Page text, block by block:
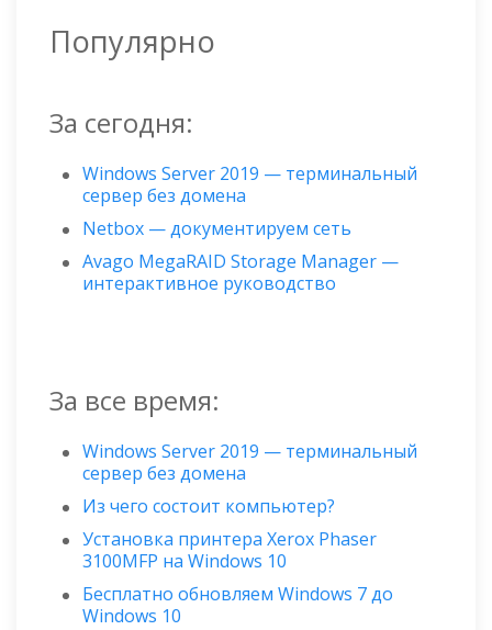
Популярно
За сегодня:
Windows Server 2019 — терминальный
сервер без домена
Netbox — документируем сеть
Avago MegaRAID Storage Manager —
интерактивное руководство
За все время:
Windows Server 2019 — терминальный
сервер без домена
Из чего состоит компьютер?
Установка принтера Xerox Phaser
3100MFP на Windows 10
Бесплатно обновляем Windows 7 до
Windows 10